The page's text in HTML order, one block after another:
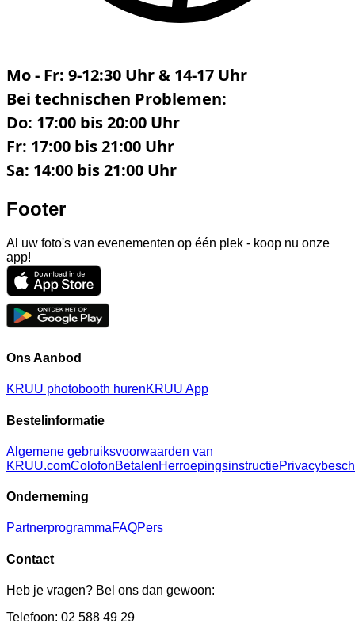
Mo - Fr: 9-12:30 Uhr & 14-17 Uhr
Bei technischen Problemen:
Do: 17:00 bis 20:00 Uhr
Fr: 17:00 bis 21:00 Uhr
Sa: 14:00 bis 21:00 Uhr
Footer
Al uw foto's van evenementen op één plek - koop nu onze
app!
Ons Aanbod
KRUU photobooth hurenKRUU App
Bestelinformatie
Algemene gebruiksvoorwaarden van
KRUU.comColofonBetalenHerroepingsinstructie
Onderneming
PartnerprogrammaFAQPers
Contact
Heb je vragen? Bel ons dan gewoon:
Telefoon: 02 588 49 29